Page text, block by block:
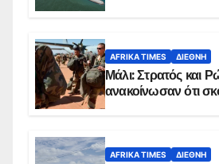
AFRIKA TIMES ΔΙΕΘΝΉ
Μάλι: Στρατός και
ανακοίνωσαν ότι
AFRIKA TIMES ΔΙΕΘΝΉ